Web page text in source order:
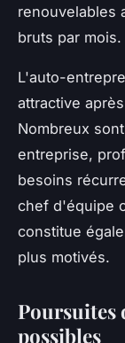
renouvelables
bruts par mois.
L'auto-
attractive
Nombreux
entreprise,
besoins
chef d'équipe
constitue
plus motivés.
Poursuites
possibles